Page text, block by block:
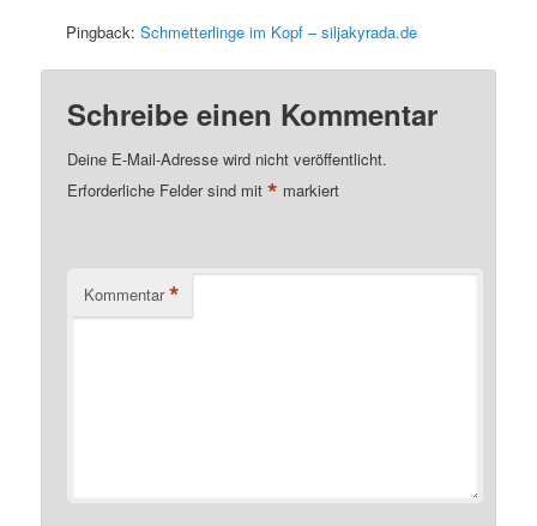
Pingback:Schmetterlinge im Kopf – siljakyrada.de
Schreibe einen Kommentar
Deine E-Mail-Adresse wird nicht veröffentlicht.
Erforderliche Felder sind mit* markiert
Kommentar *